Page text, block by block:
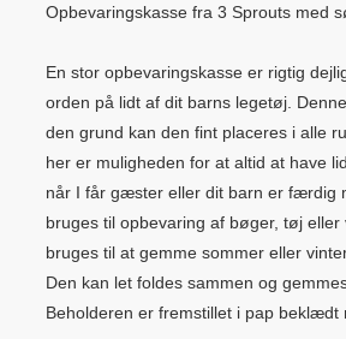
Opbevaringskasse fra 3 Sprouts med
En stor opbevaringskasse er rigtig
orden på lidt af dit barns legetøj.
den grund kan den fint placeres i alle
her er muligheden for at altid at have
når I får gæster eller dit barn er færdig
bruges til opbevaring af bøger, tøj
bruges til at gemme sommer eller
Den kan let foldes sammen og
Beholderen er fremstillet i pap beklædt